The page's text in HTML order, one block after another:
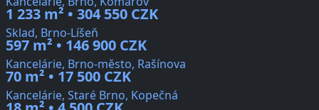
1 233 m² • 304 550 CZK
Sklad, Brno-Líšeň
597 m² • 146 900 CZK
Kancelárie, Brno-město, Rašínova
70 m² • 17 500 CZK
Kancelárie, Staré Brno, Kopečná